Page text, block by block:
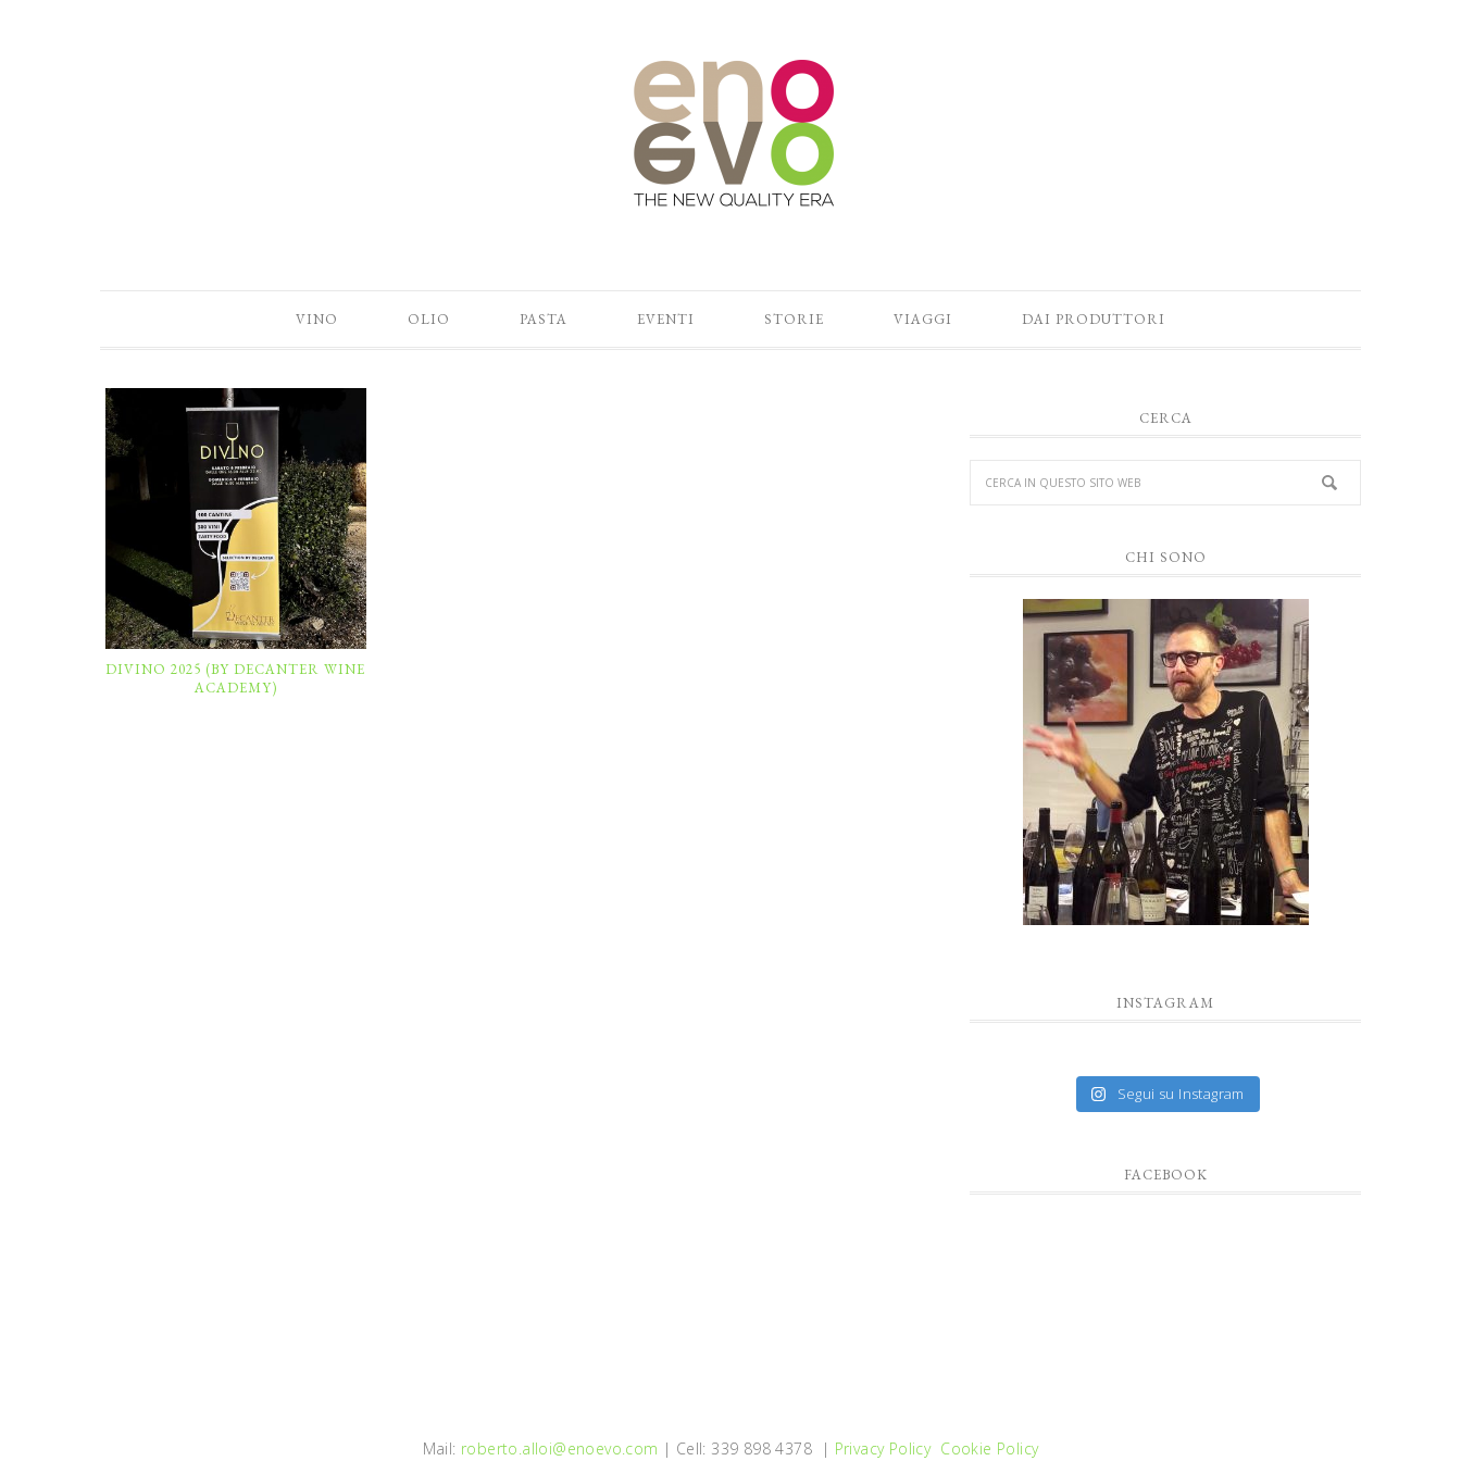
VINO OLIO PASTA EVENTI STORIE VIAGGI DAI PRODUTTORI
DIVINO 2025 (BY DECANTER WINE
ACADEMY)
CERCA
CHI SONO
INSTAGRAM
Segui su Instagram
FACEBOOK
Mail: roberto.alloi@enoevo.com | Cell: 339 898 4378 | Privacy Policy Cookie Policy